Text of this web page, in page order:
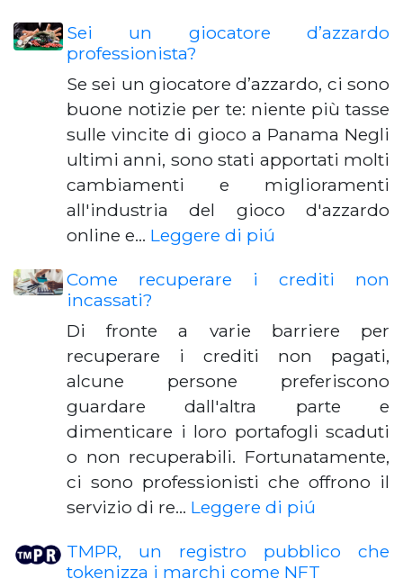
Sei un giocatore d’azzardo
professionista?
Se sei un giocatore d’azzardo, ci sono
buone notizie per te: niente più tasse
sulle vincite di gioco a Panama Negli
ultimi anni, sono stati apportati molti
cambiamenti e miglioramenti
all'industria del gioco d'azzardo
online e… Leggere di piú
Come recuperare i crediti non
incassati?
Di fronte a varie barriere per
recuperare i crediti non pagati,
alcune persone preferiscono
guardare dall'altra parte e
dimenticare i loro portafogli scaduti
o non recuperabili. Fortunatamente,
ci sono professionisti che offrono il
servizio di re… Leggere di piú
TMPR, un registro pubblico che
tokenizza i marchi come NFT